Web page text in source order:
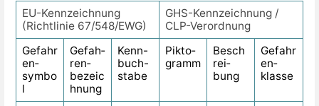
EU-Kennzeichnung
(Richtlinie 67/548/EWG)
GHS-Kennzeichnung /
CLP-Verordnung
Gefahr
en­
symbo
l
Gefah­
ren­
bezeic
hnung
Kenn­-
buch­-
stabe
Pikto­
gramm
Besch
rei­
bung
Gefahr
en­
klasse